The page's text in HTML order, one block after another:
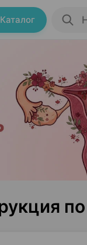
Каталог